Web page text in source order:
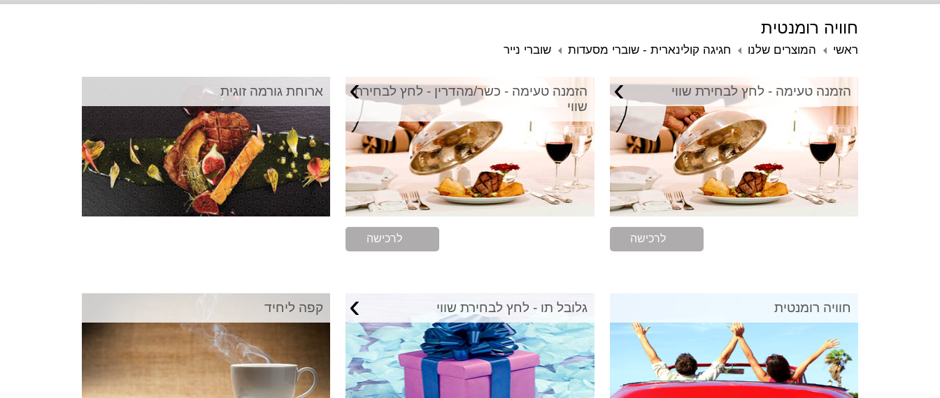
חוויה רומנטית
ראשי המוצרים שלנו חגיגה קולינארית - שוברי מסעדות שוברי נייר
הזמנה טעימה - לחץ לבחירת שווי ›
לרכישה
הזמנה טעימה - כשר/מהדרין - לחץ לבחירת
שווי
›
לרכישה
ארוחת גורמה זוגית
חוויה רומנטית גלובל תו - לחץ לבחירת שווי › קפה ליחיד